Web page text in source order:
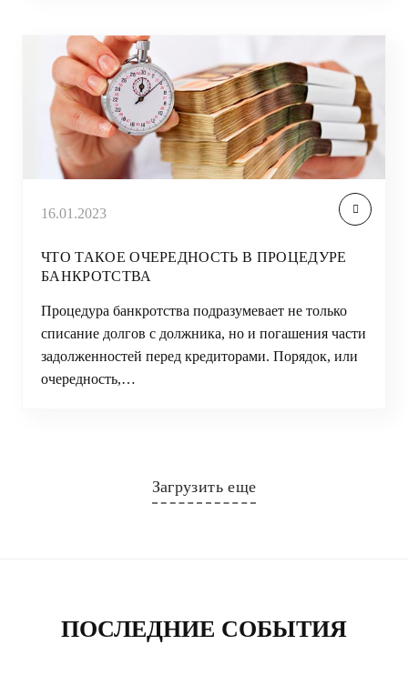
16.01.2023
ЧТО ТАКОЕ ОЧЕРЕДНОСТЬ В ПРОЦЕДУРЕ
БАНКРОТСТВА
Процедура банкротства подразумевает не только
списание долгов с должника, но и погашения части
задолженностей перед кредиторами. Порядок, или
очередность,…
Загрузить еще
ПОСЛЕДНИЕ СОБЫТИЯ